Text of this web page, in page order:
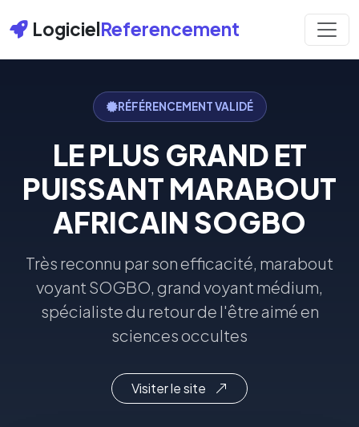
LogicielReferencement
RÉFÉRENCEMENT VALIDÉ
LE PLUS GRAND ET
PUISSANT MARABOUT
AFRICAIN SOGBO
Très reconnu par son efficacité, marabout
voyant SOGBO, grand voyant médium,
spécialiste du retour de l'être aimé en
sciences occultes
Visiter le site